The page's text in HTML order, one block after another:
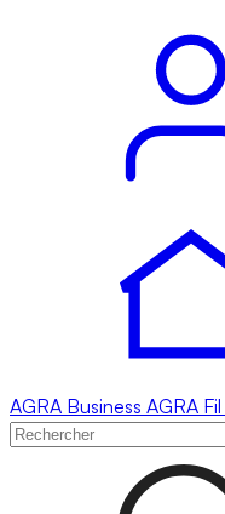
AGRA Business AGRA Fil